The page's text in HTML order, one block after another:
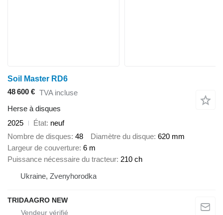
Soil Master RD6
48 600 € TVA incluse
Herse à disques
2025
État neuf
Nombre de disques 48 Diamètre du disque 620 mm
Largeur de couverture 6 m
Puissance nécessaire du tracteur 210 ch
Ukraine, Zvenyhorodka
TRIDAAGRO NEW